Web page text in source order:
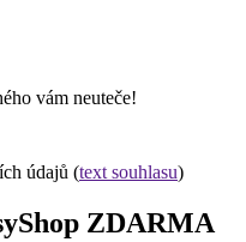
vám neuteče!
údajů (text souhlasu)
ZDARMA